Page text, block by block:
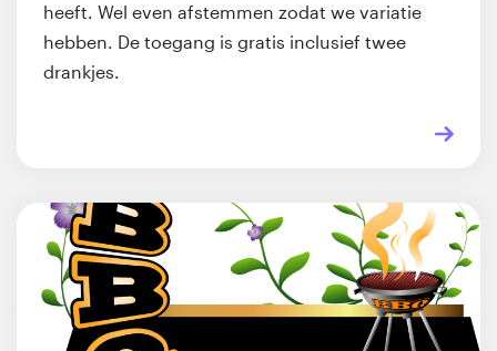
heeft. Wel even afstemmen zodat we variatie
hebben. De toegang is gratis inclusief twee
drankjes.